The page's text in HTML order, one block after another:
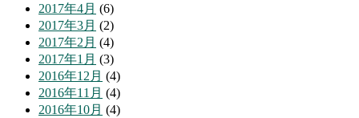
2017年4月 (6)
2017年3月 (2)
2017年2月 (4)
2017年1月 (3)
2016年12月 (4)
2016年11月 (4)
2016年10月 (4)